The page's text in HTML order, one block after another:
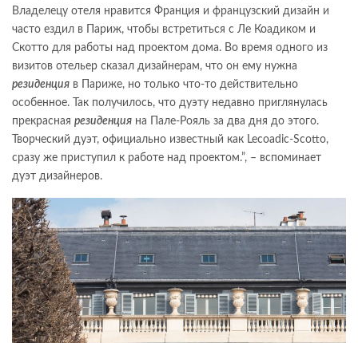
Владелецу отеля нравится Франция и французский дизайн и
часто ездил в Париж, чтобы встретиться с Ле Коадиком и
Скотто для работы над проектом дома. Во время одного из
визитов отельер сказал дизайнерам, что он ему нужна
резиденция в Париже, но только что-то действительно
особенное. Так получилось, что дуэту недавно приглянулась
прекрасная резиденция на Пале-Рояль за два дня до этого.
Творческий дуэт, официально известный как Lecoadic-Scotto,
сразу же приступил к работе над проектом.”, – вспоминает
дуэт дизайнеров.